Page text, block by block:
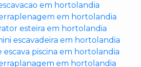
em hortolandia
em hortolandia
esteira em hortolandia
escavadeira em hortolandia
escava piscina em hortolandia
em hortolandia